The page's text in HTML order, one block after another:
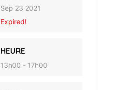
Sep 23 2021
Expired!
HEURE
13h00 - 17h00